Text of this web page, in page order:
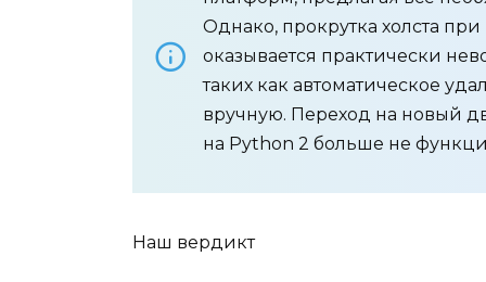
Однако, прокрутка холста
оказывается практически
таких как автоматическое
вручную. Переход на новый
на Python 2 больше не
Наш вердикт